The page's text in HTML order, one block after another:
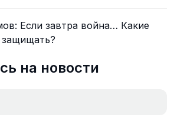
Если завтра война… Какие
на новости